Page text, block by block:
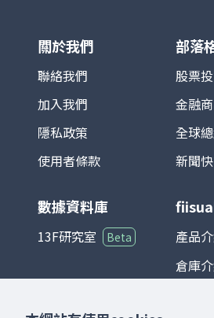
導體及電子製造重鎮，相關族
重極高，使其走勢往往與全球
循環高度連動。 在投資應用
融商品（如期貨、選擇權）以
參考標的。整體而言，台灣加
夠綜合反映台灣經濟與產業發
際與本地投資人衡量台股的重
關於我們
聯絡我們
加入我們
隱私政策
使用者條款
部落
股票
金融
全球
新聞
數據資料庫
13F研究室 Beta 產品
倉庫